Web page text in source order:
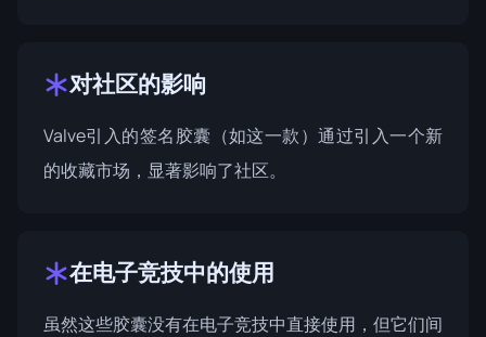
对社区的影响
Valve引入的签名胶囊（如这一款）通过引入一个新
的收藏市场，显著影响了社区。
在电子竞技中的使用
虽然这些胶囊没有在电子竞技中直接使用，但它们间